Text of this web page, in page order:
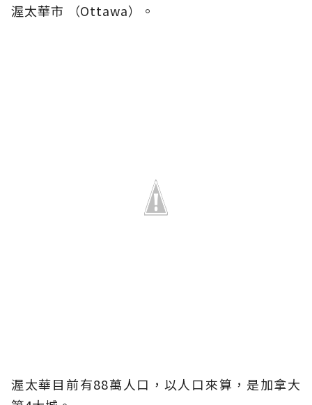
渥太華市 （Ottawa）。
渥太華目前有88萬人口，以人口來算，是加拿大